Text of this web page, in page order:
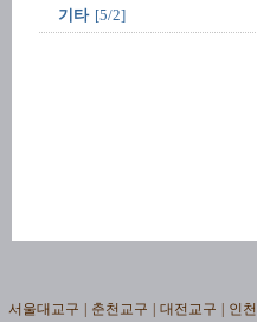
기타 [5/2]
서울대교구 춘천교구 대전교구 인